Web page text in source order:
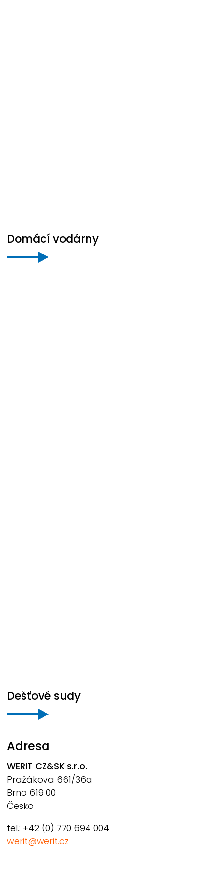
Domácí vodárny
Dešťové sudy
Adresa
WERIT CZ&SK s.r.o.
Pražákova 661/36a
Brno 619 00
Česko
tel.: +42 (0) 770 694 004
werit@werit.cz